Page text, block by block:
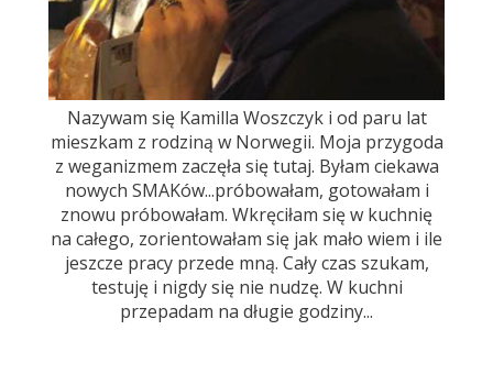
Nazywam się Kamilla Woszczyk i od paru lat
mieszkam z rodziną w Norwegii. Moja przygoda
z weganizmem zaczęła się tutaj. Byłam ciekawa
nowych SMAKów...próbowałam, gotowałam i
znowu próbowałam. Wkręciłam się w kuchnię
na całego, zorientowałam się jak mało wiem i ile
jeszcze pracy przede mną. Cały czas szukam,
testuję i nigdy się nie nudzę. W kuchni
przepadam na długie godziny...